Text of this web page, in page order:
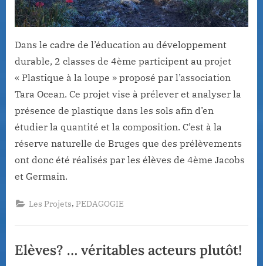
Dans le cadre de l’éducation au développement
durable, 2 classes de 4ème participent au projet
« Plastique à la loupe » proposé par l’association
Tara Ocean. Ce projet vise à prélever et analyser la
présence de plastique dans les sols afin d’en
étudier la quantité et la composition. C’est à la
réserve naturelle de Bruges que des prélèvements
ont donc été réalisés par les élèves de 4ème Jacobs
et Germain.
Les Projets,PEDAGOGIE
Elèves? … véritables acteurs plutôt!